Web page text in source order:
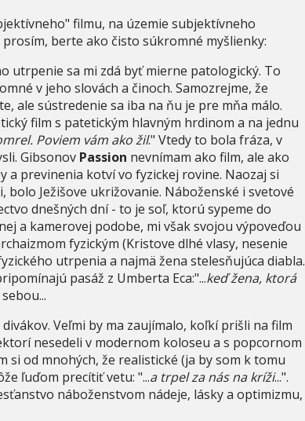
filmu, na územie subjektívneho
berte ako čisto súkromné myšlienky:
utrpenie sa mi zdá byť mierne patologický. To
v jeho slovách a činoch. Samozrejme, že
ale sústredenie sa iba na ňu je pre mňa málo.
film s patetickým hlavným hrdinom a na jednu
Poviem vám ako žil." Vtedy to bola fráza, v
Gibsonov Passion nevnímam ako film, ale ako
a previnenia kotví vo fyzickej rovine. Naozaj si
Ježišove ukrižovanie. Náboženské i svetové
dnešných dní - to je soľ, ktorú sypeme do
a kamerovej podobe, mi však svojou výpoveďou
fyzickým (Kristove dlhé vlasy, nesenie
utrpenia a najmä žena stelesňujúca diabla.
pasáž z Umberta Eca:"...keď žena, ktorá
Veľmi by ma zaujímalo, koľkí prišli na film
nesedeli v modernom koloseu a s popcornom
si od mnohých, že realistické (ja by som k tomu
ľuďom precítiť vetu: "...a trpel za nás na kríži...".
náboženstvom nádeje, lásky a optimizmu,